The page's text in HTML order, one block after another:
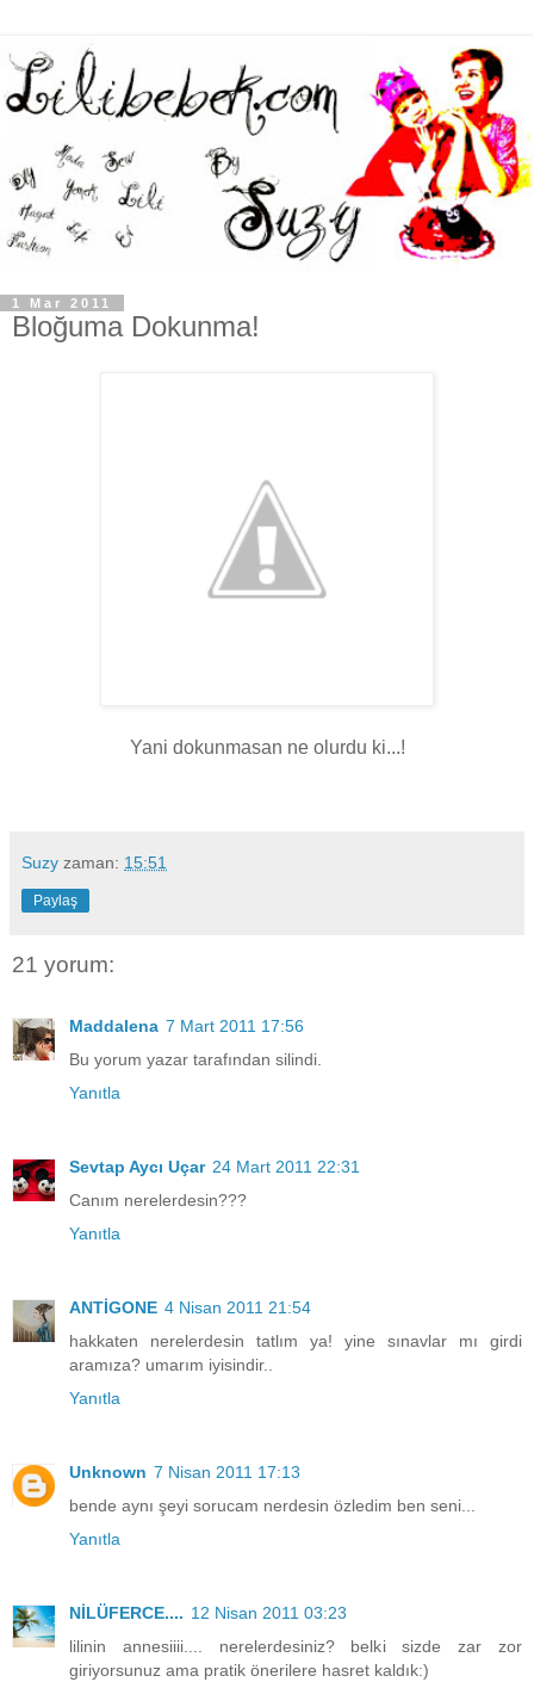
1 Mar 2011
Bloğuma Dokunma!
Yani dokunmasan ne olurdu ki...!
Suzy zaman: 15:51
Paylaş
21 yorum:
Maddalena 7 Mart 2011 17:56
Bu yorum yazar tarafından silindi.
Yanıtla
Sevtap Aycı Uçar 24 Mart 2011 22:31
Canım nerelerdesin???
Yanıtla
ANTİGONE 4 Nisan 2011 21:54
hakkaten nerelerdesin tatlım ya! yine sınavlar mı girdi
aramıza? umarım iyisindir..
Yanıtla
Unknown 7 Nisan 2011 17:13
bende aynı şeyi sorucam nerdesin özledim ben seni...
Yanıtla
NİLÜFERCE.... 12 Nisan 2011 03:23
lilinin annesiiii.... nerelerdesiniz? belki sizde zar zor
giriyorsunuz ama pratik önerilere hasret kaldık:)